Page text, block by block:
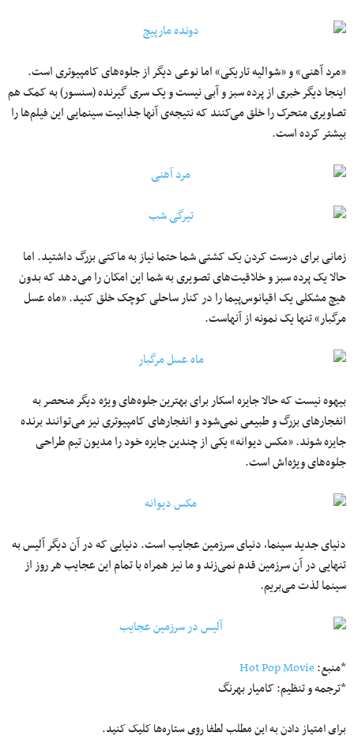
«مرد آهنی» و «شوالیه تاریکی» اما نوعی دیگر از جلوه‌های کامپیوتری است.
اینجا دیگر خبری از پرده سبز و آبی نیست و یک سری گیرنده (سنسور) به کمک هم
تصاویری متحرک را خلق می‌کنند که نتیجه‌ی آنها جذابیت سینمایی این فیلم‌ها را
بیشتر کرده است.
زمانی برای درست کردن یک کشتی شما حتما نیاز به ماکتی بزرگ داشتید. اما
حالا یک پرده سبز و خلاقیت‌های تصویری به شما این امکان را می‌دهد که بدون
هیچ مشکلی یک اقیانوس‌پیما را در کنار ساحلی کوچک خلق کنید. «ماه عسل
مرگبار» تنها یک نمونه از آنهاست.
بیهوه نیست که حالا جایزه اسکار برای بهترین جلوه‌های ویژه دیگر منحصر به
انفجارهای بزرگ و طبیعی نمی‌شود و انفجارهای کامپیوتری نیز می‌توانند برنده
جایزه شوند. «مکس دیوانه» یکی از چندین جایزه خود را مدیون تیم طراحی
جلوه‌های ویژه‌اش است.
دنیای جدید سینما، دنیای سرزمین عجایب است. دنیایی که در آن دیگر آلیس به
تنهایی در آن سرزمین قدم نمی‌زند و ما نیز همراه با تمام این عجایب هر روز از
سینما لذت می‌بریم.
*منبع:Hot Pop Movie
*ترجمه و تنظیم: کامیار بهرنگ
برای امتیاز دادن به این مطلب لطفا روی ستاره‌ها کلیک کنید.